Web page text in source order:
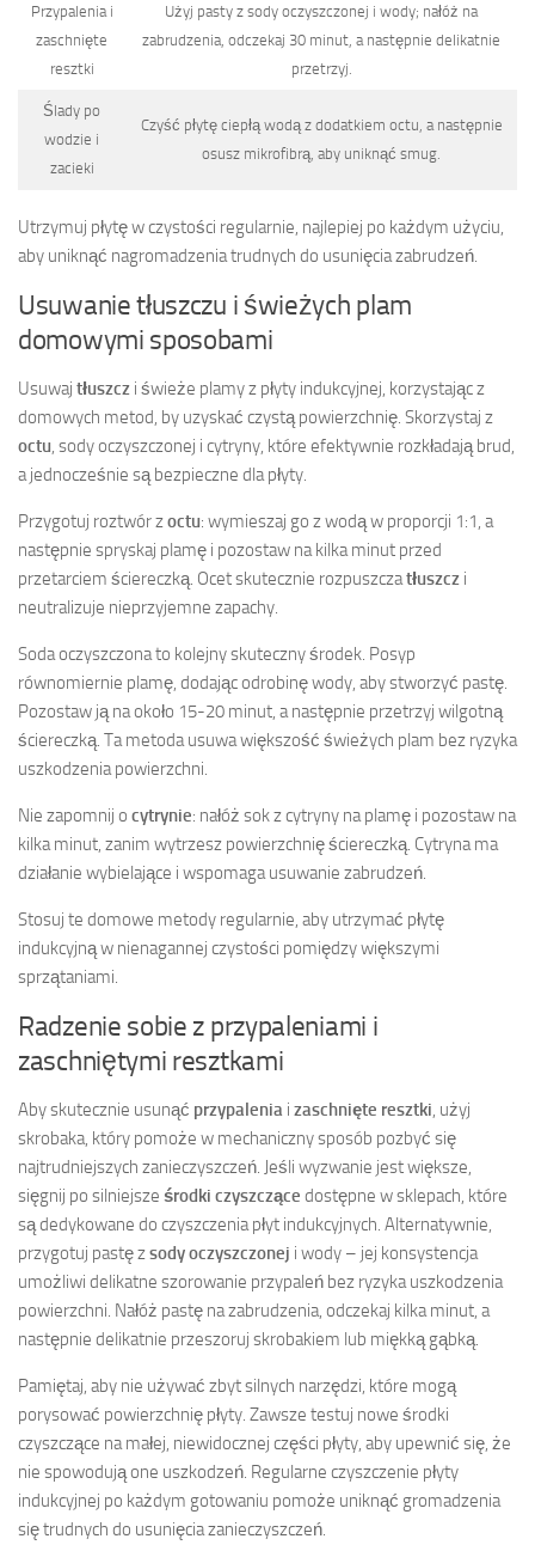
Przypalenia i
zaschnięte
resztki
Użyj pasty z sody oczyszczonej i wody; nałóż na
zabrudzenia, odczekaj 30 minut, a następnie delikatnie
przetrzyj.
Ślady po
wodzie i
zacieki
Czyść płytę ciepłą wodą z dodatkiem octu, a następnie
osusz mikrofibrą, aby uniknąć smug.
Utrzymuj płytę w czystości regularnie, najlepiej po każdym użyciu,
aby uniknąć nagromadzenia trudnych do usunięcia zabrudzeń.
Usuwanie tłuszczu i świeżych plam
domowymi sposobami
Usuwaj tłuszcz i świeże plamy z płyty indukcyjnej, korzystając z
domowych metod, by uzyskać czystą powierzchnię. Skorzystaj z
octu, sody oczyszczonej i cytryny, które efektywnie rozkładają brud,
a jednocześnie są bezpieczne dla płyty.
Przygotuj roztwór zoctu: wymieszaj go z wodą w proporcji 1:1, a
następnie spryskaj plamę i pozostaw na kilka minut przed
przetarciem ściereczką. Ocet skutecznie rozpuszczatłuszcz i
neutralizuje nieprzyjemne zapachy.
Soda oczyszczona to kolejny skuteczny środek. Posyp
równomiernie plamę, dodając odrobinę wody, aby stworzyć pastę.
Pozostaw ją na około 15-20 minut, a następnie przetrzyj wilgotną
ściereczką. Ta metoda usuwa większość świeżych plam bez ryzyka
uszkodzenia powierzchni.
Nie zapomnij o cytrynie: nałóż sok z cytryny na plamę i pozostaw na
kilka minut, zanim wytrzesz powierzchnię ściereczką. Cytryna ma
działanie wybielające i wspomaga usuwanie zabrudzeń.
Stosuj te domowe metody regularnie, aby utrzymać płytę
indukcyjną w nienagannej czystości pomiędzy większymi
sprzątaniami.
Radzenie sobie z przypaleniami i
zaschniętymi resztkami
Aby skutecznie usunąć przypalenia i zaschnięte resztki, użyj
skrobaka, który pomoże w mechaniczny sposób pozbyć się
najtrudniejszych zanieczyszczeń. Jeśli wyzwanie jest większe,
sięgnij po silniejsze środki czyszczące dostępne w sklepach, które
są dedykowane do czyszczenia płyt indukcyjnych. Alternatywnie,
przygotuj pastę zsody oczyszczonej i wody – jej konsystencja
umożliwi delikatne szorowanie przypaleń bez ryzyka uszkodzenia
powierzchni. Nałóż pastę na zabrudzenia, odczekaj kilka minut, a
następnie delikatnie przeszoruj skrobakiem lub miękką gąbką.
Pamiętaj, aby nie używać zbyt silnych narzędzi, które mogą
porysować powierzchnię płyty. Zawsze testuj nowe środki
czyszczące na małej, niewidocznej części płyty, aby upewnić się, że
nie spowodują one uszkodzeń. Regularne czyszczenie płyty
indukcyjnej po każdym gotowaniu pomoże uniknąć gromadzenia
się trudnych do usunięcia zanieczyszczeń.